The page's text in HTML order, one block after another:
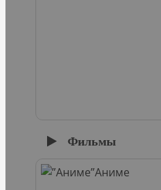
Фильмы
Аниме